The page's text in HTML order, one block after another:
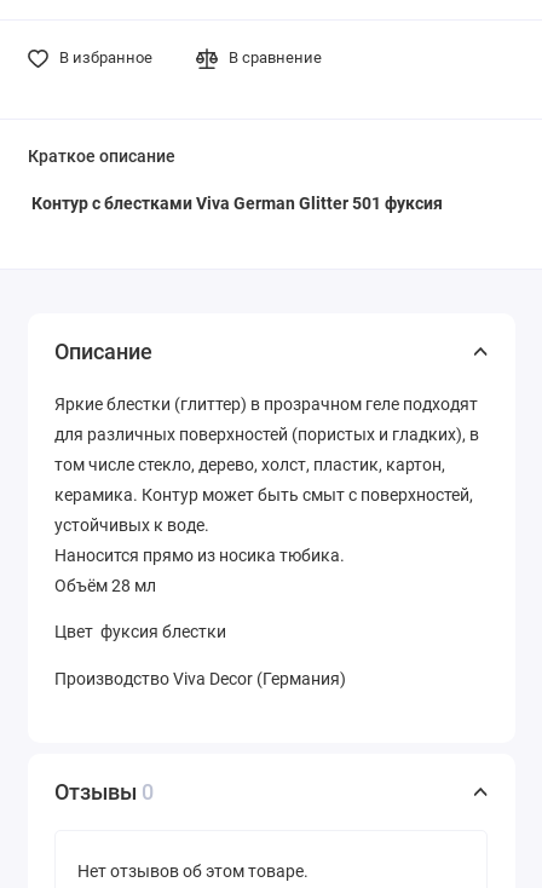
В избранное В сравнение
Краткое описание
Контур с блестками Viva German Glitter 501 фуксия
Описание
Яркие блестки (глиттер) в прозрачном геле подходят
для различных поверхностей (пористых и гладких), в
том числе стекло, дерево, холст, пластик, картон,
керамика. Контур может быть смыт с поверхностей,
устойчивых к воде.
Наносится прямо из носика тюбика.
Объём 28 мл
Цвет фуксия блестки
Производство Viva Decor (Германия)
Отзывы 0
Нет отзывов об этом товаре.